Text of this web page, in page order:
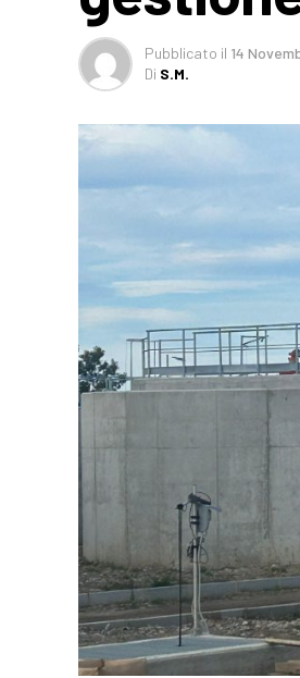
Pubblicato il 14
Di S.M.